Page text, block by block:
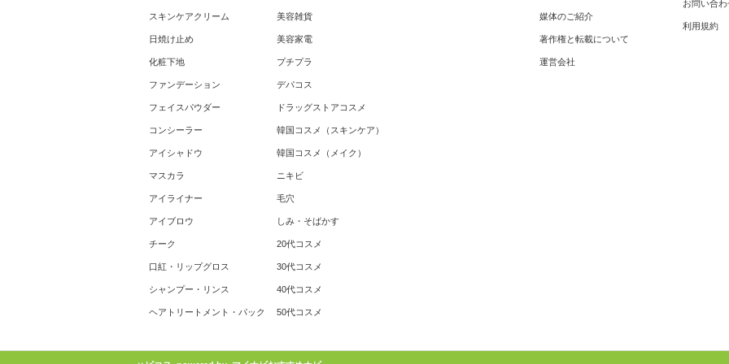
スキンケアクリーム
日焼け止め
化粧下地
ファンデーション
フェイスパウダー
コンシーラー
アイシャドウ
マスカラ
アイライナー
アイブロウ
チーク
口紅・リップグロス
シャンプー・リンス
ヘアトリートメント・パック
美容雑貨
美容家電
プチプラ
デパコス
ドラッグストアコスメ
韓国コスメ（スキンケア）
韓国コスメ（メイク）
ニキビ
毛穴
しみ・そばかす
20代コスメ
30代コスメ
40代コスメ
50代コスメ
媒体のご紹介
著作権と転載について
運営会社
お問い合
利用規約